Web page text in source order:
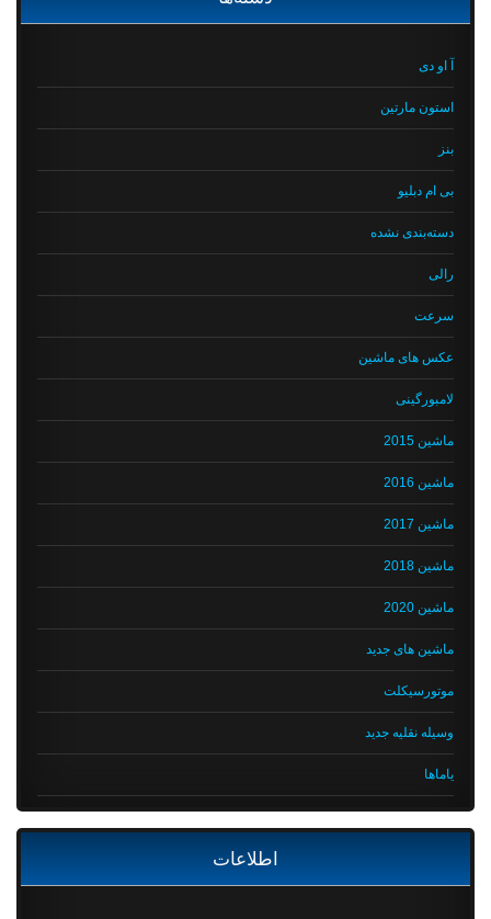
آ او دی
استون مارتین
بی ام دبلیو
دسته‌بندی نشده
رالی
سرعت
عکس های ماشین
لامبورگینی
ماشین 2015
ماشین 2016
ماشین 2017
ماشین 2018
ماشین 2020
ماشین های جدید
موتورسیکلت
وسیله نقلیه جدید
یاماها
اطلاعات